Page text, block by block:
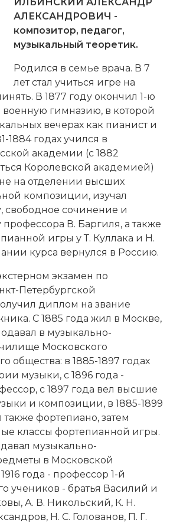
и топонимика
и духовной культуры
отношений
теория и методология
отношений
и организации
движения
АЛЕКСАНДРОВИЧ -
композитор, педагог,
музыкальный теоретик.
Родился в семье врача. В 7
лет стал учиться игре на
В 1877 году окончил 1-ю
военную гимназию, в которой
вечерах как пианист и
1884 годах учился в
академии (с 1882
Королевской академией)
на отделении высших
композиции, изучал
свободное сочинение и
профессора В. Баргиля, а также
игры у Т. Куллака и Н.
курса вернулся в Россию.
экзамен по
Петербургской
диплом на звание
С 1885 года жил в Москве,
в музыкально-
Московского
общества: в 1885-1897 годах
музыки, с 1896 года -
с 1897 года вел высшие
и композиции, в 1885-1899
также фортепиано, затем
классы фортепианной игры.
музыкально-
в Московской
года - профессор 1-й
учеников - братья Василий и
, А. В. Никольский, К. Н.
Н. С. Голованов, П. Г.